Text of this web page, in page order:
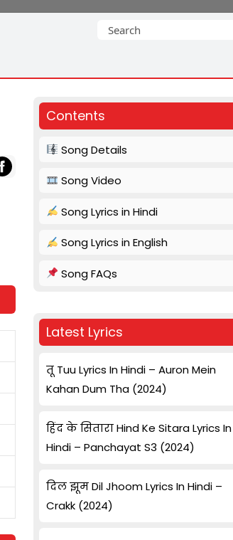
Search
Contents
Song Details
Song Video
Song Lyrics in Hindi
Song Lyrics in English
Song FAQs
Latest Lyrics
तू Tuu Lyrics In Hindi – Auron Mein
Kahan Dum Tha (2024)
हिंद के सितारा Hind Ke Sitara Lyrics In
Hindi – Panchayat S3 (2024)
दिल झूम Dil Jhoom Lyrics In Hindi –
Crakk (2024)